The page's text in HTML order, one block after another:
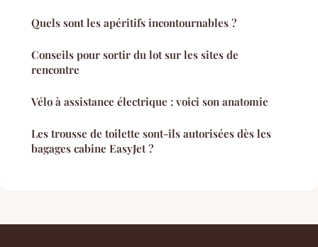
Quels sont les apéritifs incontournables ?
Conseils pour sortir du lot sur les sites de
rencontre
Vélo à assistance électrique : voici son anatomie
Les trousse de toilette sont-ils autorisées dès les
bagages cabine EasyJet ?